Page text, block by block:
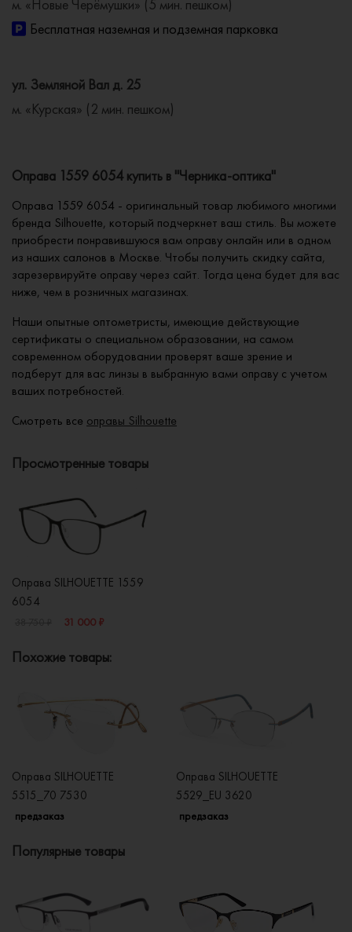
м. «Новые Черёмушки» (5 мин. пешком)
Бесплатная наземная и подземная парковка
ул. Земляной Вал д. 25
м. «Курская» (2 мин. пешком)
Оправа 1559 6054 купить в "Черника-оптика"
Оправа 1559 6054 - оригинальный товар любимого многими
бренда Silhouette, который подчеркнет ваш стиль. Вы можете
приобрести понравившуюся вам оправу онлайн или в одном
из наших салонов в Москве. Чтобы получить скидку сайта,
зарезервируйте оправу через сайт. Тогда цена будет для вас
ниже, чем в розничных магазинах.
Наши опытные оптометристы, имеющие действующие
сертификаты о специальном образовании, на самом
современном оборудовании проверят ваше зрение и
подберут для вас линзы в выбранную вами оправу с учетом
ваших потребностей.
Смотреть все оправы Silhouette
Просмотренные товары
Оправа SILHOUETTE 1559
6054
31 000 ₽
Похожие товары:
Оправа SILHOUETTE
5515_70 7530
предзаказ
Оправа SILHOUETTE
5529_EU 3620
предзаказ
Популярные товары